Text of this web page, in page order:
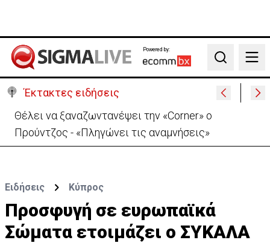
Powered by:
Search
Έκτακτες ειδήσεις
Θέλει να ξαναζωντανέψει την «Corner» o
Προύντζος - «Πληγώνει τις αναμνήσεις»
Ειδήσεις Κύπρος
Προσφυγή σε ευρωπαϊκά
Σώματα ετοιμάζει ο ΣΥΚΑΛΑ